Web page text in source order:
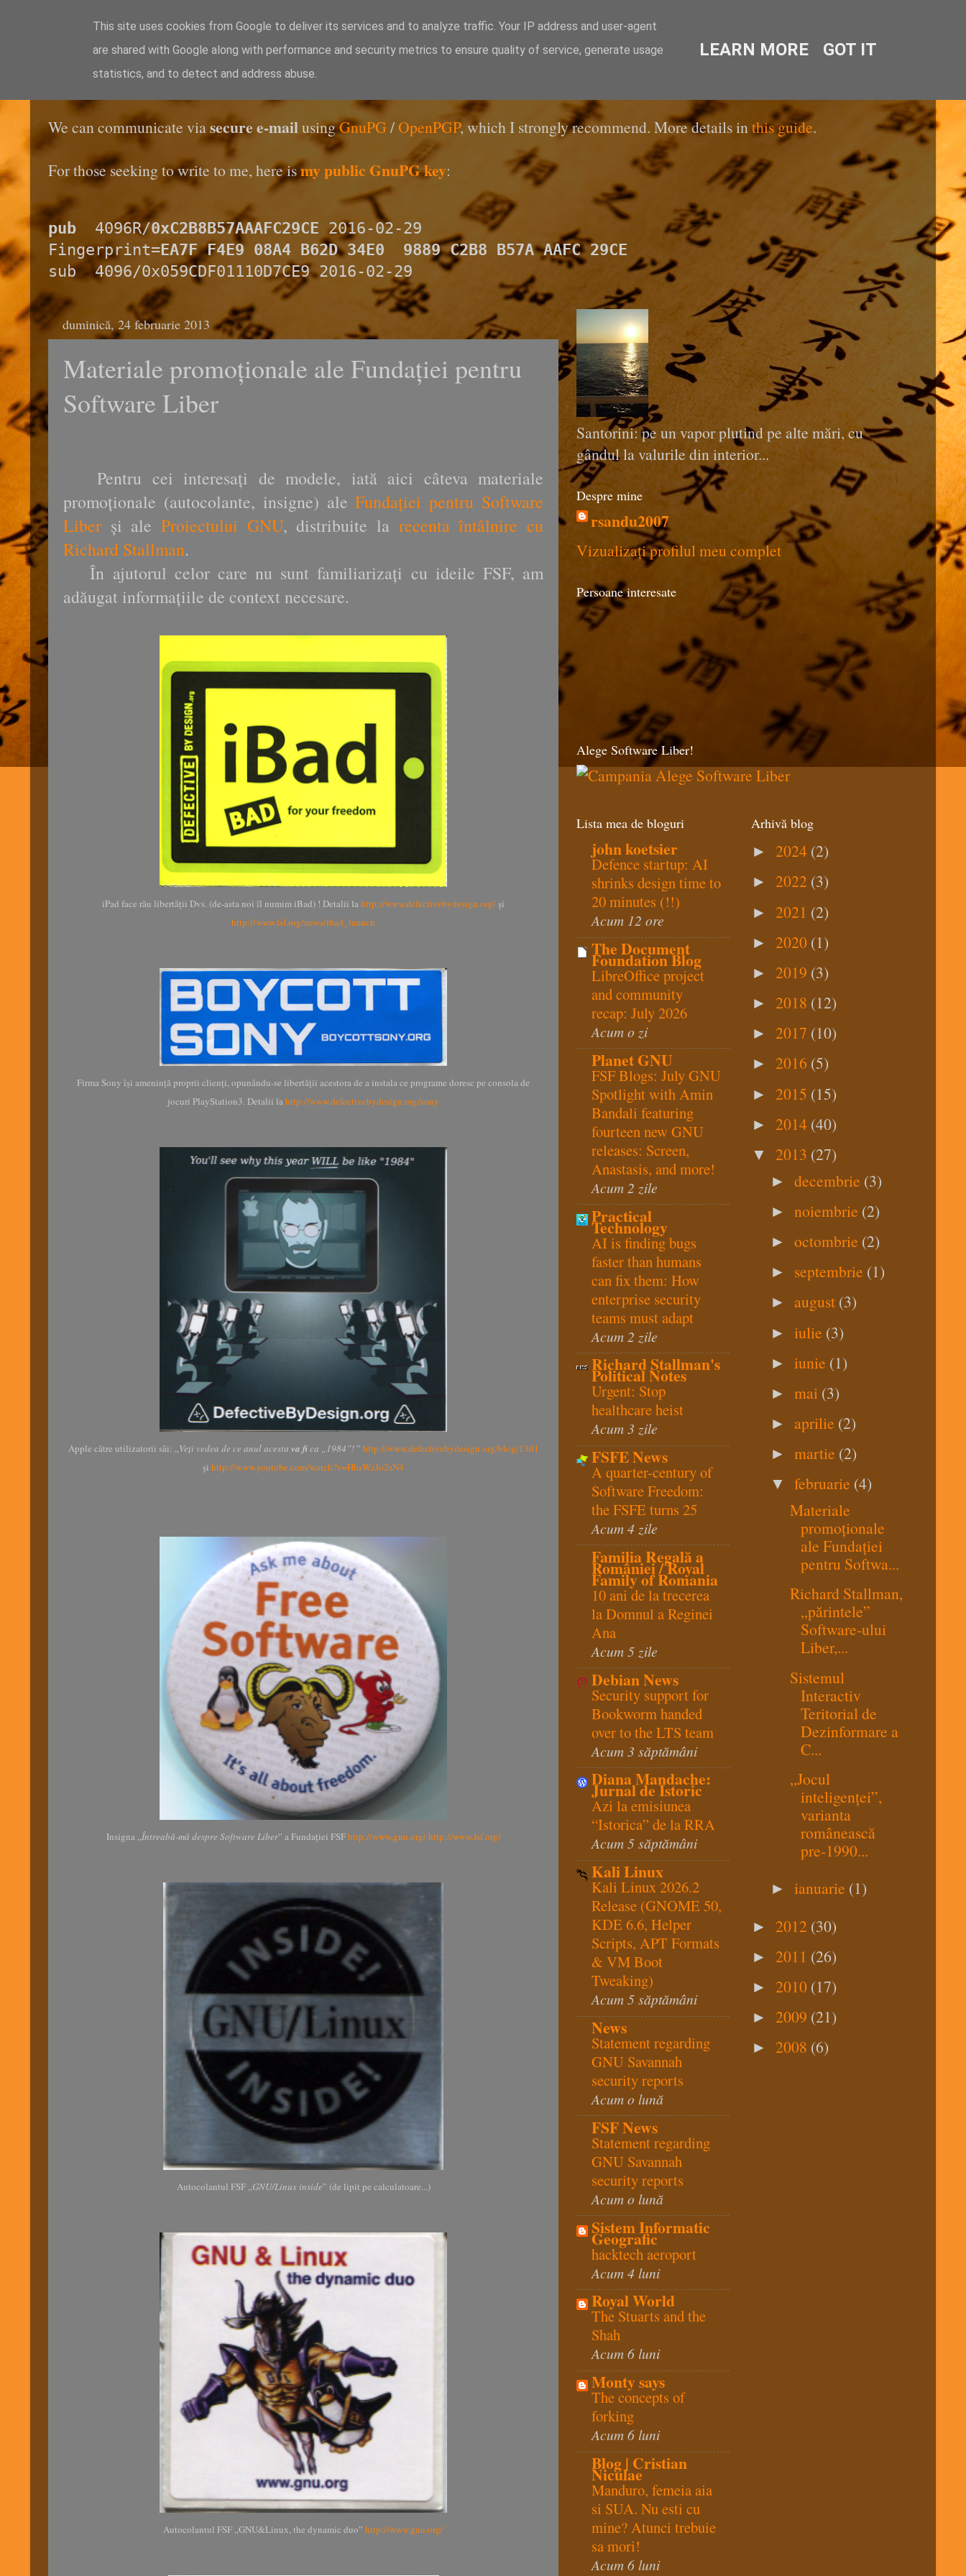
Blogul lui Răzvan
We can communicate viasecure e-mailusingGnuPG /OpenPGP, which I strongly recommend. More details in this guide.
For those seeking to write to me, here ismy public GnuPG key:
pub
  4096R/
0xC2B8B57AAAFC29CE 2016-02-29
Fingerprint= EA7F F4E9 08A4 B62D 34E0  9889 C2B8 B57A AAFC 29CE
sub  4096/0x059CDF01110D7CE9 2016-02-29
duminică, 24 februarie 2013
Materiale promoționale ale Fundației pentru
Software Liber
Pentru cei interesați de modele, iată aici câteva materiale
promoționale (autocolante, insigne) aleFundației pentru Software
Liber și ale Proiectului GNU, distribuite la recenta întâlnire cu
Richard Stallman.
În ajutorul celor care nu sunt familiarizați cu ideile FSF, am
adăugat informațiile de context necesare.
iPad face rău libertății Dvs. (de-asta noi îl numim iBad) ! Detalii lahttp://www.defectivebydesign.org/și
http://www.fsf.org/news/ibad_launch
Firma Sony își amenință proprii clienți, opunându-se libertății acestora de a instala ce programe doresc pe consola de
jocuri PlayStation3. Detalii lahttp://www.defectivebydesign.org/sony
Apple către utilizatorii săi: „Veți vedea de ce anul acesta va fica „1984”!” http://www.defectivebydesign.org/blog/1301
și http://www.youtube.com/watch?v=HhsWzJo2sN4
Insigna „Întreabă-mă despre Software Liber” a Fundației FSFhttp://www.gnu.org/http://www.fsf.org/
Autocolantul FSF „GNU/Linux inside” (de lipit pe calculatoare...)
Autocolantul FSF „GNU&Linux, the dynamic duo” http://www.gnu.org/
Santorini: pe un vapor plutind pe alte mări, cu
gândul la valurile din interior...
Despre mine
rsandu2007
Vizualizați profilul meu complet
Persoane interesate
Alege Software Liber!
Lista mea de bloguri
john koetsier
Defence startup: AI
shrinks design time to
20 minutes (!!)
Acum 12 ore
The Document
Foundation Blog
LibreOffice project
and community
recap: July 2026
Acum o zi
Planet GNU
FSF Blogs: July GNU
Spotlight with Amin
Bandali featuring
fourteen new GNU
releases: Screen,
Anastasis, and more!
Acum 2 zile
Practical
Technology
AI is finding bugs
faster than humans
can fix them: How
enterprise security
teams must adapt
Acum 2 zile
Richard Stallman's
Political Notes
Urgent: Stop
healthcare heist
Acum 3 zile
FSFE News
A quarter-century of
Software Freedom:
the FSFE turns 25
Acum 4 zile
Familia Regală a
României / Royal
Family of Romania
10 ani de la trecerea
la Domnul a Reginei
Ana
Acum 5 zile
Debian News
Security support for
Bookworm handed
over to the LTS team
Acum 3 săptămâni
Diana Mandache:
Jurnal de Istoric
Azi la emisiunea
“Istorica” de la RRA
Acum 5 săptămâni
Kali Linux
Kali Linux 2026.2
Release (GNOME 50,
KDE 6.6, Helper
Scripts, APT Formats
& VM Boot
Tweaking)
Acum 5 săptămâni
News
Statement regarding
GNU Savannah
security reports
Acum o lună
FSF News
Statement regarding
GNU Savannah
security reports
Acum o lună
Sistem Informatic
Geografic
hacktech aeroport
Acum 4 luni
Royal World
The Stuarts and the
Shah
Acum 6 luni
Monty says
The concepts of
forking
Acum 6 luni
Blog | Cristian
Niculae
Manduro, femeia aia
si SUA. Nu esti cu
mine? Atunci trebuie
sa mori!
Acum 6 luni
Arhivă blog
► 2024 (2)
► 2022 (3)
► 2021 (2)
► 2020 (1)
► 2019 (3)
► 2018 (12)
► 2017 (10)
► 2016 (5)
► 2015 (15)
► 2014 (40)
▼ 2013 (27)
► decembrie (3)
► noiembrie (2)
► octombrie (2)
► septembrie (1)
► august (3)
► iulie (3)
► iunie (1)
► mai (3)
► aprilie (2)
► martie (2)
▼ februarie (4)
Materiale
promoționale
ale Fundației
pentru Softwa...
Richard Stallman,
„părintele”
Software-ului
Liber,...
Sistemul
Interactiv
Teritorial de
Dezinformare a
C...
„Jocul
inteligenței”,
varianta
românească
pre-1990...
► ianuarie (1)
► 2012 (30)
► 2011 (26)
► 2010 (17)
► 2009 (21)
► 2008 (6)
This site uses cookies from Google to deliver its services and to analyze traffic. Your IP address and user-agent
are shared with Google along with performance and security metrics to ensure quality of service, generate usage
statistics, and to detect and address abuse.
LEARN MORE GOT IT